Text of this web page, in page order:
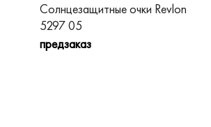
Солнцезащитные очки Revlon
5297 05
предзаказ